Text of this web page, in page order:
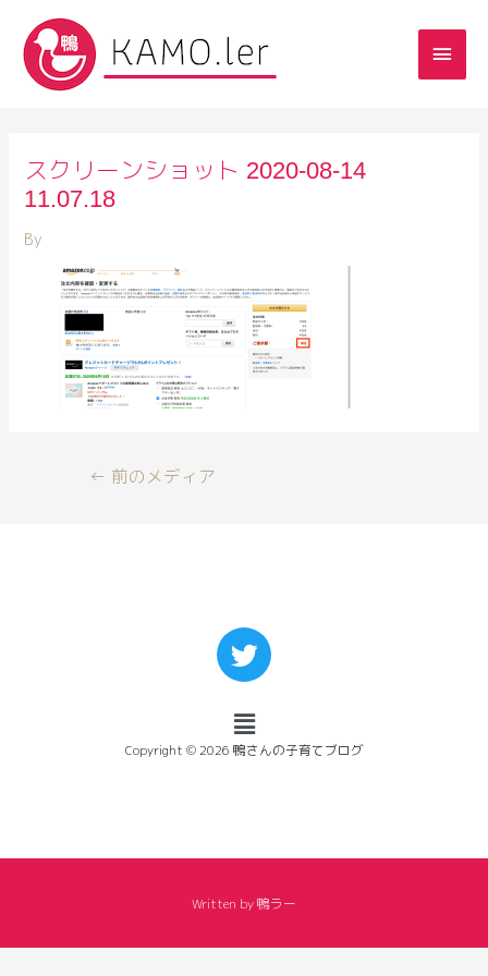
スクリーンショット 2020-08-14
11.07.18
By
← 前のメディア
Copyright © 2026 鴨さんの子育てブログ
Written by 鴨ラー